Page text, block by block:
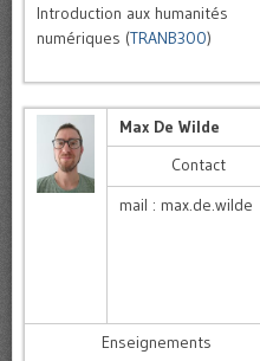
Introduction aux humanités
numériques (TRANB300)
Max De Wilde
Contact
mail : max.de.wilde
Enseignements